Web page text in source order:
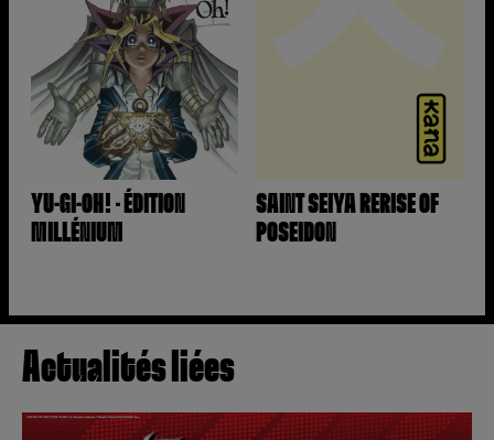
YU-GI-OH! – ÉDITION
MILLÉNIUM
SAINT SEIYA RERISE OF
POSEIDON
Actualités liées